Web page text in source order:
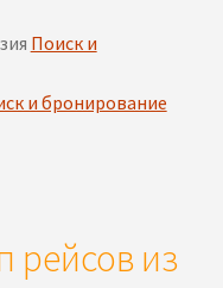
Поиск и
и бронирование
из